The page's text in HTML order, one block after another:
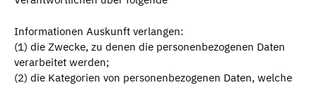
Informationen Auskunft verlangen:
(1) die Zwecke, zu denen die personenbezogenen Daten
verarbeitet werden;
(2) die Kategorien von personenbezogenen Daten, welche